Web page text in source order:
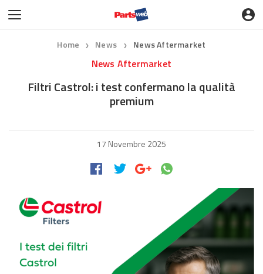
Home ❯ News ❯ News Aftermarket
News Aftermarket
Filtri Castrol: i test confermano la qualità
premium
17 Novembre 2025